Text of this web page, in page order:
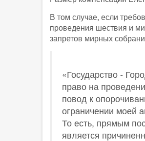
В том случае, если
проведения шествия и
запретов мирных
«Государство -
право на
повод к
ограничении моей
То есть, прямым
является